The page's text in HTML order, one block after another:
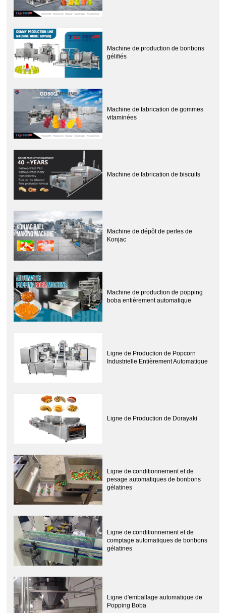
Machine de production de bonbons
gélifiés
Machine de fabrication de gommes
vitaminées
Machine de fabrication de biscuits
Machine de dépôt de perles de
Konjac
Machine de production de popping
boba entièrement automatique
Ligne de Production de Popcorn
Industrielle Entièrement Automatique
Ligne de Production de Dorayaki
Ligne de conditionnement et de
pesage automatiques de bonbons
gélatines
Ligne de conditionnement et de
comptage automatiques de bonbons
gélatines
Ligne d'emballage automatique de
Popping Boba